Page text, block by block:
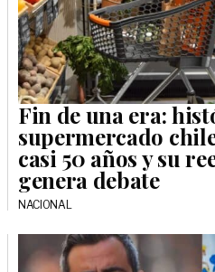
Fin de una era:
supermercado
casi 50 años y su
genera debate
NACIONAL